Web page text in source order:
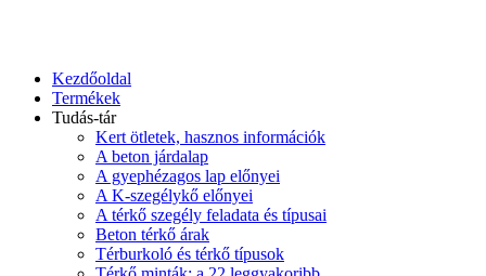
Kezdőoldal
Termékek
Tudás-tár
Kert ötletek, hasznos információk
A beton járdalap
A gyephézagos lap előnyei
A K-szegélykő előnyei
A térkő szegély feladata és típusai
Beton térkő árak
Térburkoló és térkő típusok